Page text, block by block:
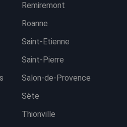
Remiremont
Roanne
Saint-Etienne
Saint-Pierre
Salon-de-Provence
Sète
Thionville